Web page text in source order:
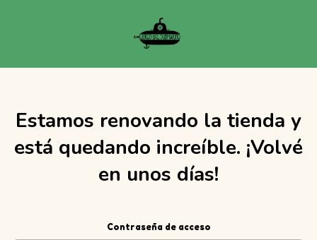
Estamos renovando la tienda y
está quedando increíble. ¡Volvé
en unos días!
Contraseña de acceso